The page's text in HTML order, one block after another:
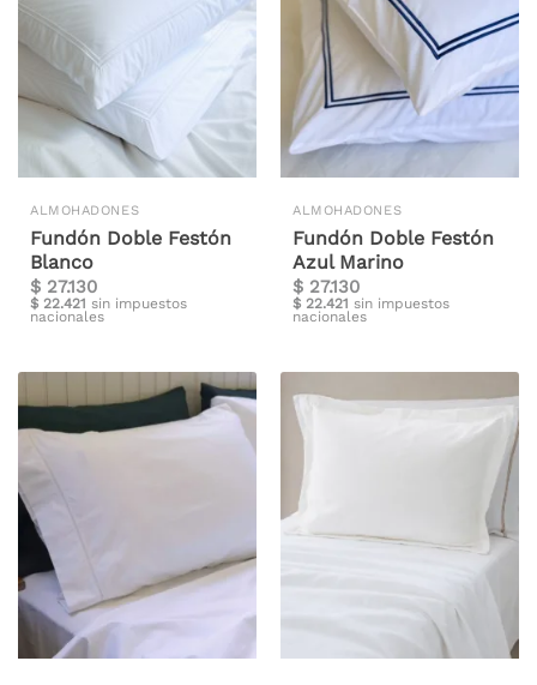
ALMOHADONES
Fundón Doble Festón
Blanco
$ 27.130
$ 22.421 sin impuestos
nacionales
ALMOHADONES
Fundón Doble Festón
Azul Marino
$ 27.130
$ 22.421 sin impuestos
nacionales